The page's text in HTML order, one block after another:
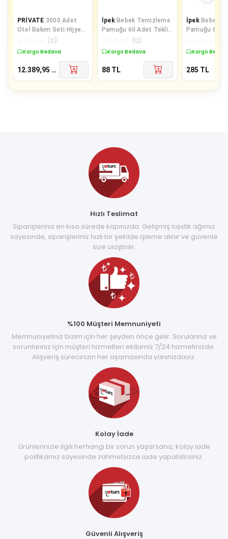
PRİVATE 3000 Adet
Otel Bakım Seti Hijyen
(0)
Kargo Bedava
12.389,95 TL
İpek Bebek Temizleme
Pamuğu 60 Adet Tekli
(0)
Kargo Bedava
88 TL
İpek Bebek
Pamuğu 60 Lı +
Kargo
285 TL
Hızlı Teslimat
Siparişleriniz en kısa sürede kapınızda. Gelişmiş lojistik ağımız
sayesinde, siparişleriniz hızlı bir şekilde işleme alınır ve güvenle
size ulaştırılır.
%100 Müşteri Memnuniyeti
Memnuniyetiniz bizim için her şeyden önce gelir. Sorularınız ve
sorunlarınız için müşteri hizmetleri ekibimiz 7/24 hizmetinizde.
Alışveriş sürecinizin her aşamasında yanınızdayız.
Kolay İade
Ürünlerinizle ilgili herhangi bir sorun yaşarsanız, kolay iade
politikamız sayesinde zahmetsizce iade yapabilirsiniz.
Güvenli Alışveriş